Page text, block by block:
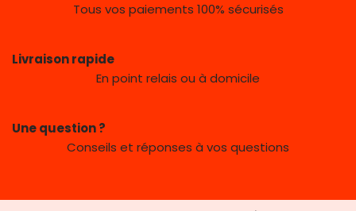
Tous vos paiements 100% sécurisés
Livraison rapide
En point relais ou à domicile
Une question ?
Conseils et réponses à vos questions